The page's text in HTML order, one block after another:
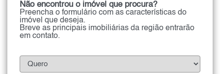
Não encontrou o imóvel que procura?
Preencha o formulário com as características do
imóvel que deseja.
Breve as principais imobiliárias da região entrarão
em contato.